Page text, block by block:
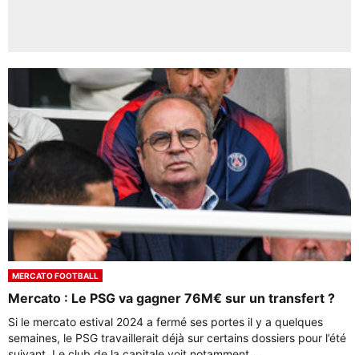
MERCATO FOOTBALL
Mercato : Le PSG va gagner 76M€ sur un transfert ?
Si le mercato estival 2024 a fermé ses portes il y a quelques
semaines, le PSG travaillerait déjà sur certains dossiers pour l’été